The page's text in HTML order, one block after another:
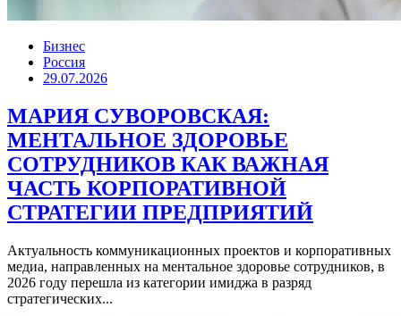
Бизнес
Россия
29.07.2026
МАРИЯ СУВОРОВСКАЯ:
МЕНТАЛЬНОЕ ЗДОРОВЬЕ
СОТРУДНИКОВ КАК ВАЖНАЯ
ЧАСТЬ КОРПОРАТИВНОЙ
СТРАТЕГИИ ПРЕДПРИЯТИЙ
Актуальность коммуникационных проектов и корпоративных
медиа, направленных на ментальное здоровье сотрудников, в
2026 году перешла из категории имиджа в разряд
стратегических...